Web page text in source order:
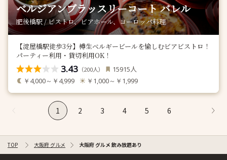
ベルジアンブラッスリーコート バレル
肥後橋駅 / ビストロ、ビアホール、ヨーロッパ料理
【淀屋橋駅徒歩3分】樽生ベルギービールを愉しむビアビストロ！
パーティー利用・貸切利用OK！
3.43 （200人） 15915人
￥4,000～￥4,999 ￥1,000～￥1,999
1 2 3 4 5 6
TOP 大阪府 グルメ 大阪府 グルメ 飲み放題あり